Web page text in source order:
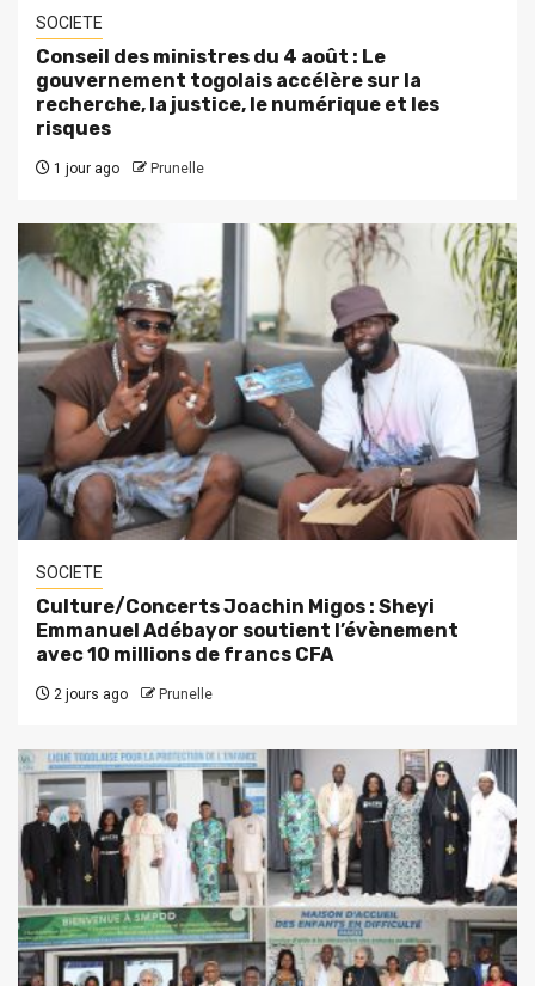
SOCIETE
Conseil des ministres du 4 août : Le
gouvernement togolais accélère sur la
recherche, la justice, le numérique et les
risques
1 jour ago Prunelle
SOCIETE
Culture/Concerts Joachin Migos : Sheyi
Emmanuel Adébayor soutient l’évènement
avec 10 millions de francs CFA
2 jours ago Prunelle